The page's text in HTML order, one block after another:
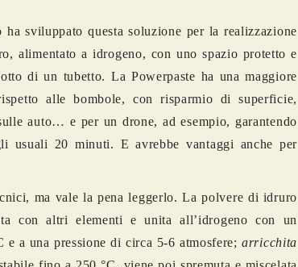
sviluppato questa soluzione per la realizzazione
alimentato a idrogeno, con uno spazio protetto e
di un tubetto. La Powerpaste ha una maggiore
alle bombole, con risparmio di superficie,
auto… e per un drone, ad esempio, garantendo
usuali 20 minuti. E avrebbe vantaggi anche per
ma vale la pena leggerlo. La polvere di idruro
con altri elementi e unita all’idrogeno con un
e a una pressione di circa 5-6 atmosfere; arricchita